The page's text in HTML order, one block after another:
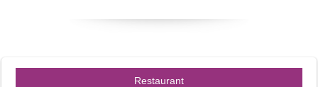
Restaurant